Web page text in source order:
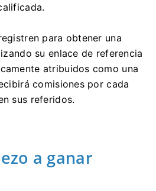
para obtener una
su enlace de referencia
atribuidos como una
comisiones por cada
sus referidos.
a ganar